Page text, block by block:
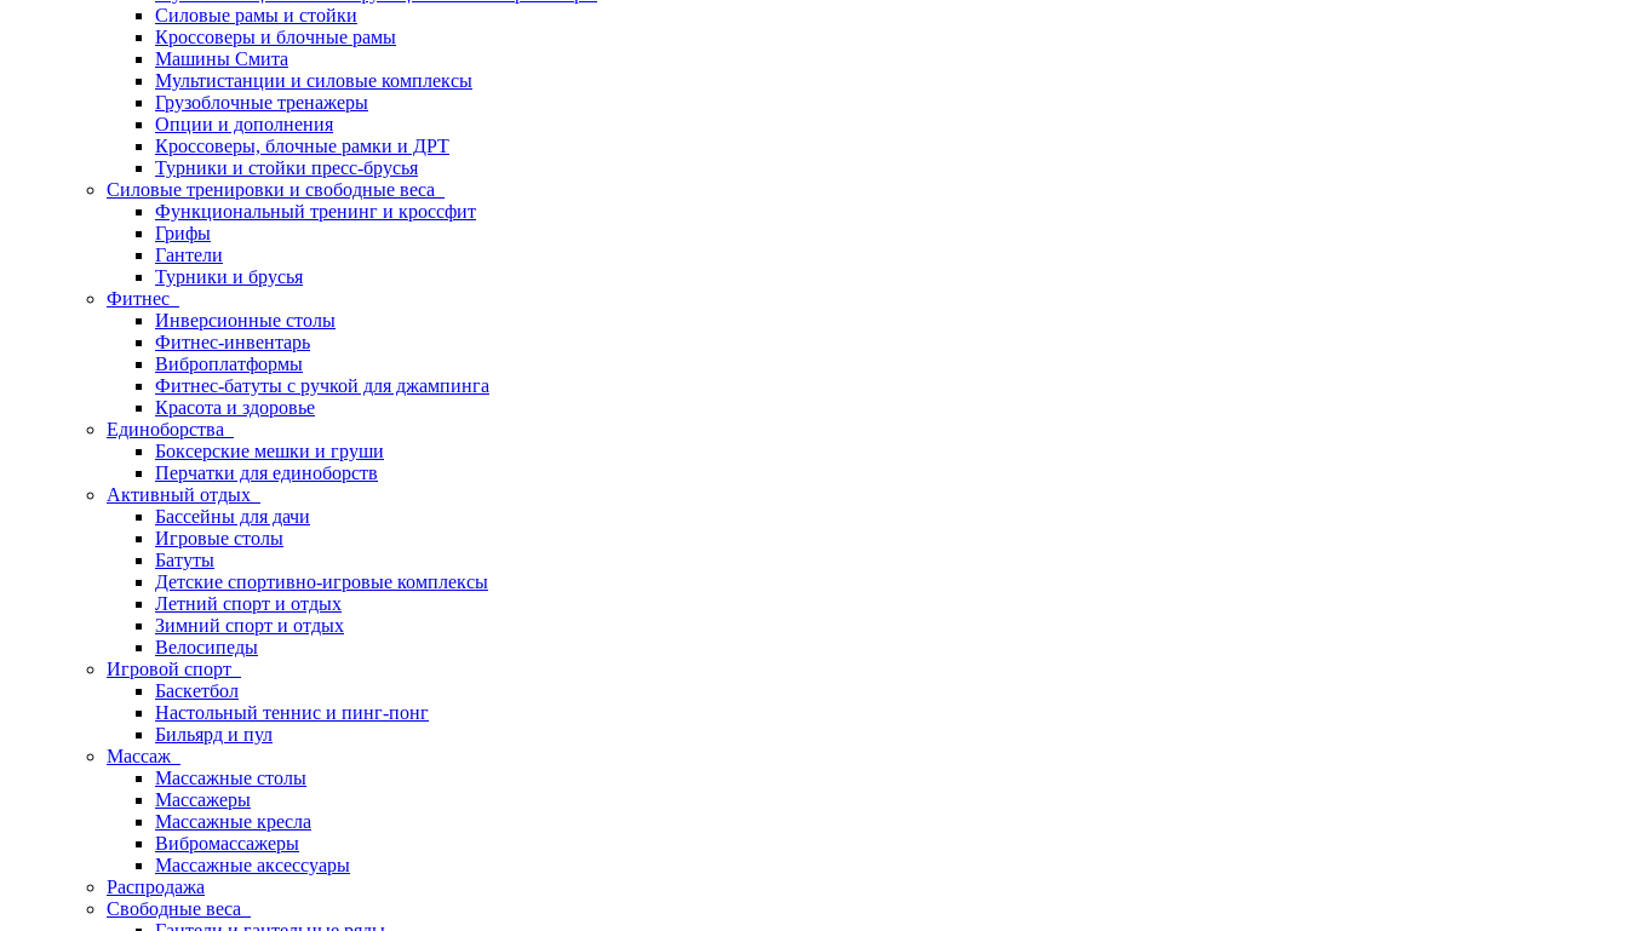
Силовые рамы и стойки
Кроссоверы и блочные рамы
Машины Смита
Мультистанции и силовые комплексы
Грузоблочные тренажеры
Опции и дополнения
Кроссоверы, блочные рамки и ДРТ
Турники и стойки пресс-брусья
Силовые тренировки и свободные веса
Функциональный тренинг и кроссфит
Грифы
Гантели
Турники и брусья
Фитнес
Инверсионные столы
Фитнес-инвентарь
Виброплатформы
Фитнес-батуты с ручкой для джампинга
Красота и здоровье
Единоборства
Боксерские мешки и груши
Перчатки для единоборств
Активный отдых
Бассейны для дачи
Игровые столы
Батуты
Детские спортивно-игровые комплексы
Летний спорт и отдых
Зимний спорт и отдых
Велосипеды
Игровой спорт
Баскетбол
Настольный теннис и пинг-понг
Бильярд и пул
Массаж
Массажные столы
Массажеры
Массажные кресла
Вибромассажеры
Массажные аксессуары
Распродажа
Свободные веса